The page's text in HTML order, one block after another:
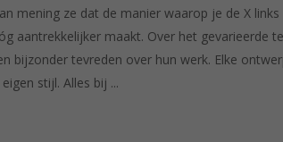
mening ze dat de manier waarop je de X
aantrekkelijker maakt. Over het gevarieerde
bijzonder tevreden over hun werk. Elke
stijl. Alles bij ...